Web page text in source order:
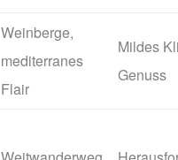
Weinberge,
mediterranes
Flair
Mildes
Genuss